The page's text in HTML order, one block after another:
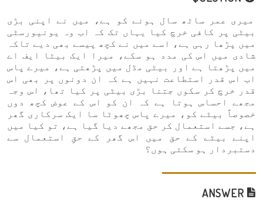
میری عمر ساٹھ سال ہونے کو ہے، میں نے اپنی بڑی
بیٹی پر کافی خرچ کیا یہاں تک کہ اب وہ یونیورسٹی
میں پڑھا رہی ہے، اسے میں نے کچھ پیسے بھی دیے تاکہ
شادی میں اس کی مدد ہو سکے، میرا ایک بیٹا ایف اے
میں پڑھتا ہے اور بیٹی مڈل میں پڑھتی ہے، میرے پاس
اب اس قدر استطاعت نہیں ہے کہ ان دونوں پر بھی اس
قدر خرچ کر سکوں جتنا بڑی بیٹی پر کیا تھا، اس وجہ
مجھے احساس ہوتا ہے کہ ان کو اس کے عوض کچھ دوں
خصوصاً بیٹے کو، میرے پاس چھوٹا سا ایک سرکاری گھر
ہے، جسے استعمال کر حق مجھے دیا گیا ہے، تو کیا میں
اپنے بیٹے کے حق میں اس گھر کے حقِ استعمال سے
دستبردار ہو سکتی ہوں؟